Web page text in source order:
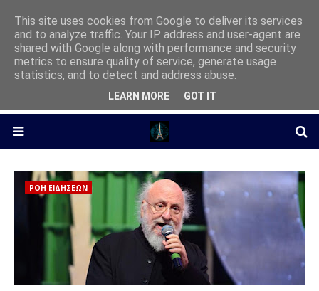
ΡΟΗ ΕΙΔΗΣΕΩΝ
This site uses cookies from Google to deliver its services
and to analyze traffic. Your IP address and user-agent are
shared with Google along with performance and security
metrics to ensure quality of service, generate usage
statistics, and to detect and address abuse.
LEARN MORE GOT IT